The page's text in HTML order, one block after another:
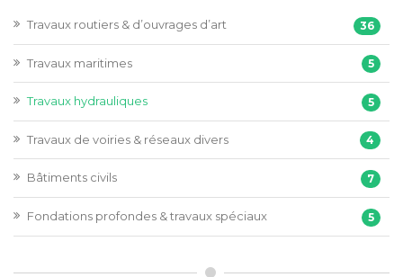
Travaux routiers & d’ouvrages d’art 36
Travaux maritimes 5
Travaux hydrauliques 5
Travaux de voiries & réseaux divers 4
Bâtiments civils 7
Fondations profondes & travaux spéciaux 5